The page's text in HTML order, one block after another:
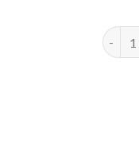
botas